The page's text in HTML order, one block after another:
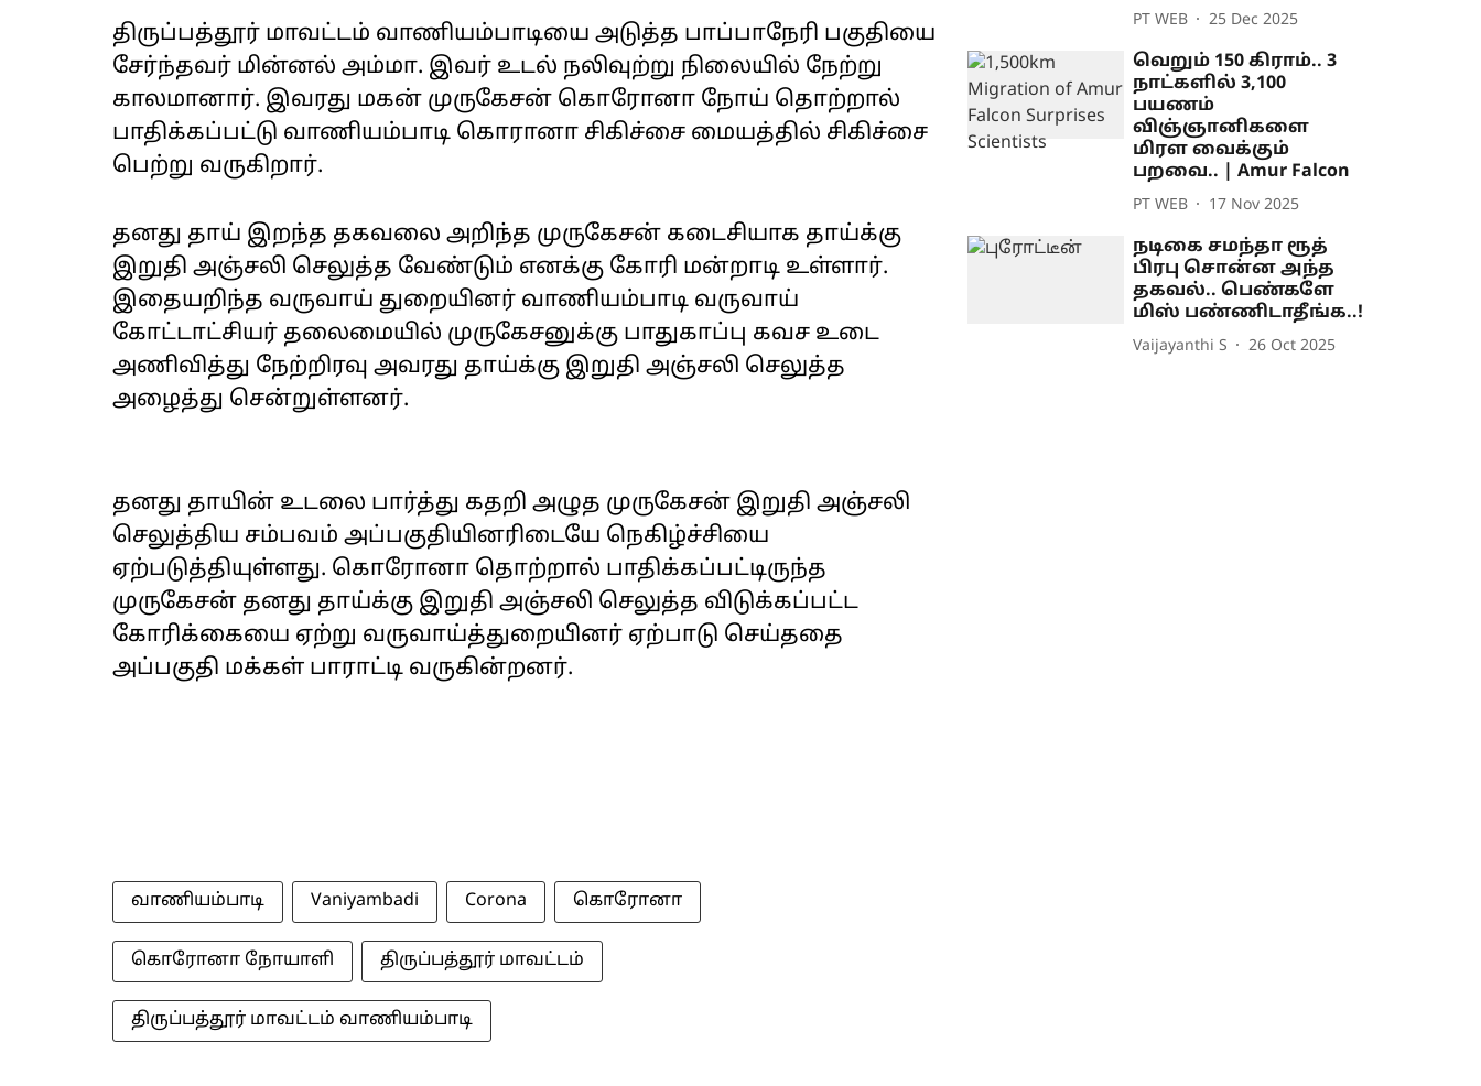
திருப்பத்தூர் மாவட்டம் வாணியம்பாடியை அடுத்த பாப்பாநேரி பகுதியை
சேர்ந்தவர் மின்னல் அம்மா. இவர் உடல் நலிவுற்று நிலையில் நேற்று
காலமானார். இவரது மகன் முருகேசன் கொரோனா நோய் தொற்றால்
பாதிக்கப்பட்டு வாணியம்பாடி கொரானா சிகிச்சை மையத்தில் சிகிச்சை
பெற்று வருகிறார்.
தனது தாய் இறந்த தகவலை அறிந்த முருகேசன் கடைசியாக தாய்க்கு
இறுதி அஞ்சலி செலுத்த வேண்டும் எனக்கு கோரி மன்றாடி உள்ளார்.
இதையறிந்த வருவாய் துறையினர் வாணியம்பாடி வருவாய்
கோட்டாட்சியர் தலைமையில் முருகேசனுக்கு பாதுகாப்பு கவச உடை
அணிவித்து நேற்றிரவு அவரது தாய்க்கு இறுதி அஞ்சலி செலுத்த
அழைத்து சென்றுள்ளனர்.
தனது தாயின் உடலை பார்த்து கதறி அழுத முருகேசன் இறுதி அஞ்சலி
செலுத்திய சம்பவம் அப்பகுதியினரிடையே நெகிழ்ச்சியை
ஏற்படுத்தியுள்ளது. கொரோனா தொற்றால் பாதிக்கப்பட்டிருந்த
முருகேசன் தனது தாய்க்கு இறுதி அஞ்சலி செலுத்த விடுக்கப்பட்ட
கோரிக்கையை ஏற்று வருவாய்த்துறையினர் ஏற்பாடு செய்ததை
அப்பகுதி மக்கள் பாராட்டி வருகின்றனர்.
வாணியம்பாடி Vaniyambadi Corona கொரோனா
கொரோனா நோயாளி திருப்பத்தூர் மாவட்டம்
திருப்பத்தூர் மாவட்டம் வாணியம்பாடி
PT WEB 25 Dec 2025
வெறும் 150 கிராம்.. 3
நாட்களில் 3,100
பயணம்
விஞ்ஞானிகளை
மிரள வைக்கும்
பறவை.. | Amur Falcon
PT WEB 17 Nov 2025
நடிகை சமந்தா ரூத்
பிரபு சொன்ன அந்த
தகவல்.. பெண்களே
மிஸ் பண்ணிடாதீங்க..!
Vaijayanthi S 26 Oct 2025